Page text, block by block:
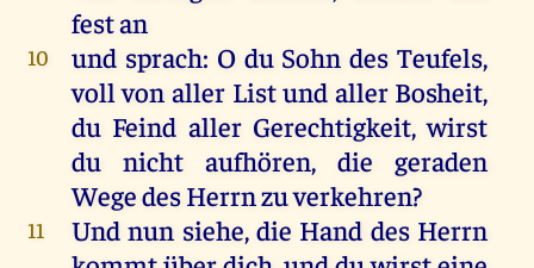
festan
10 und sprach: O du Sohn des Teufels,
voll von aller Listund aller Bosheit,
du Feind aller Gerechtigkeit,wirst
du
nicht aufhören,die geraden
WegedesHerrnzuverkehren?
11 Und nun siehe, die Hand des Herrn